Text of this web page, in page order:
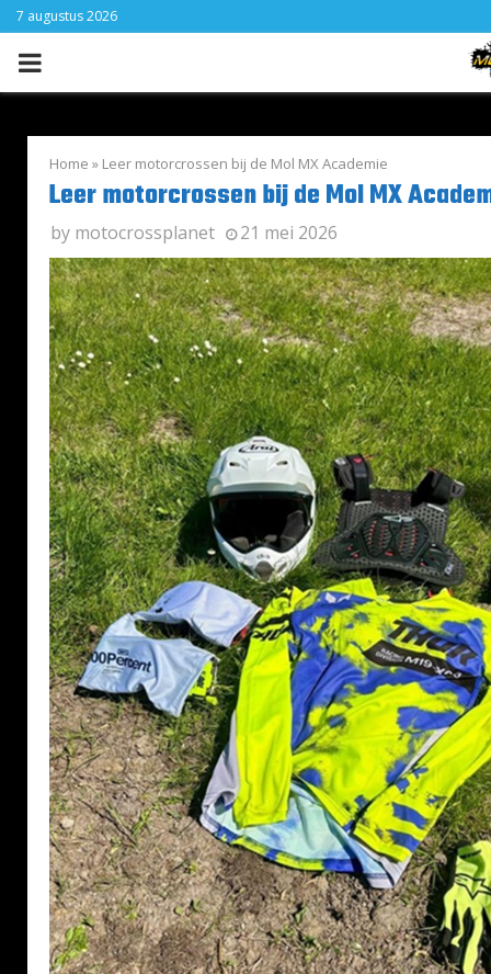
7 augustus 2026
PRIMARY
Home » Leer motorcrossen bij de Mol MX Academie
Leer motorcrossen bij de Mol MX
by motocrossplanet 21 mei 2026